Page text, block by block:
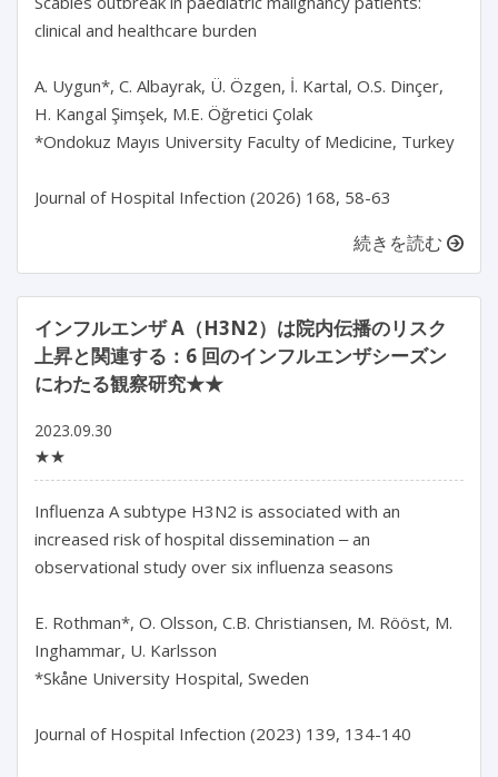
clinical and healthcare burden
A. Uygun*, C. Albayrak, Ü. Özgen, İ. Kartal, O.S. Dinçer,
H. Kangal Şimşek, M.E. Öğretici Çolak
*Ondokuz Mayıs University Faculty of Medicine, Turkey
Journal of Hospital Infection (2026) 168, 58-63
続きを読む
インフルエンザ A（H3N2）は院内伝播のリスク
上昇と関連する：6 回のインフルエンザシーズン
にわたる観察研究★★
2023.09.30
★★
Influenza A subtype H3N2 is associated with an
increased risk of hospital dissemination ‒ an
observational study over six influenza seasons
E. Rothman*, O. Olsson, C.B. Christiansen, M. Rööst, M.
Inghammar, U. Karlsson
*Skåne University Hospital, Sweden
Journal of Hospital Infection (2023) 139, 134-140